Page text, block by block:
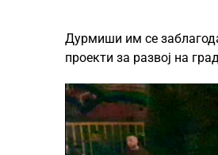
Дурмиши им се
проекти за развој на